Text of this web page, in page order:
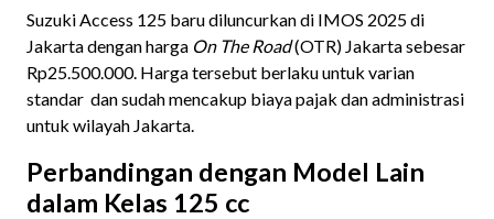
Suzuki Access 125 baru diluncurkan di IMOS 2025 di
Jakarta dengan harga On The Road(OTR) Jakarta sebesar
Rp25.500.000. Harga tersebut berlaku untuk varian
standar dan sudah mencakup biaya pajak dan administrasi
untuk wilayah Jakarta.
Perbandingan dengan Model Lain
dalam Kelas 125 cc